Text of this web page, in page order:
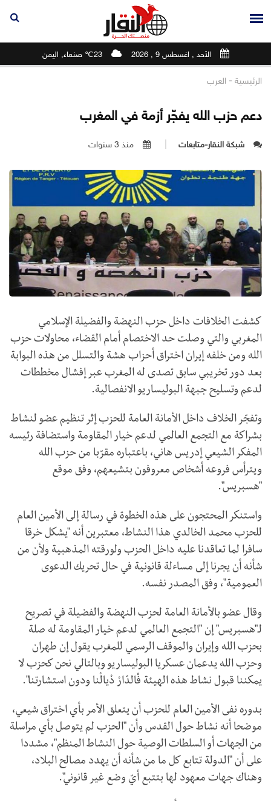
الأحد , اغسطس 9 , 2026 23℃ صنعاء, اليمن
الرئيسية - العرب
دعم حزب الله يفجّر أزمة في المغرب
شبكة النقار-متابعات منذ 3 سنوات
كشفت الخلافات داخل حزب النهضة والفضيلة الإسلامي
المغربي والتي وصلت حد الاختصام أمام القضاء، محاولات حزب
الله ومن خلفه إيران اختراق أحزاب هشة والتسلل من هذه البوابة
بعد دور تخريبي سابق تصدى له المغرب عبر إفشال مخططات
لدعم وتسليح جبهة البوليساريو الانفصالية.
وتفجّر الخلاف داخل الأمانة العامة للحزب إثر تنظيم عضو لنشاط
بشراكة مع التجمع العالمي لدعم خيار المقاومة واستضافة رئيسه
المفكر الشيعي إدريس هاني، باعتباره مقرّبا من حزب الله
ويترأس فروعه أشخاص معروفون بتشيعهم، وفق موقع
"هسبريس".
واستنكر المحتجون على هذه الخطوة في رسالة إلى الأمين العام
للحزب محمد الخالدي هذا النشاط، معتبرين أنه "يشكل خرقا
سافرا لما تعاقدنا عليه داخل الحزب ولورقته المذهبية ولأن من
شأنه أن يجرنا إلى مساءلة قانونية في حال تحريك الدعوى
العمومية"، وفق المصدر نفسه.
وقال عضو بالأمانة العامة لحزب النهضة والفضيلة في تصريح
لـ"هسبريس" إن "التجمع العالمي لدعم خيار المقاومة له صلة
بحزب الله وإيران والموقف الرسمي للمغرب يقول إن طهران
وحزب الله يدعمان عسكريا البوليساريو وبالتالي نحن كحزب لا
يمكننا قبول نشاط هذه الهيئة فْالدّارْ دْيالْنا ودون استشارتنا".
بدوره نفى الأمين العام للحزب أن يتعلق الأمر بأي اختراق شيعي،
موضحا أنه نشاط حول القدس وأن "الحزب لم يتوصل بأي مراسلة
من الجهات أو السلطات الوصية حول النشاط المنظم"، مشددا
على أن "الدولة تتابع كل ما من شأنه أن يهدد مصالح البلاد،
وهناك جهات معهود لها بتتبع أيّ وضع غير قانوني".